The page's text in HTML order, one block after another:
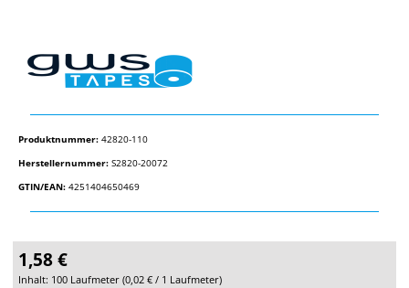
Produktnummer: 42820-110
Herstellernummer: S2820-20072
GTIN/EAN: 4251404650469
1,58 €
Inhalt: 100 Laufmeter (0,02 € / 1 Laufmeter)